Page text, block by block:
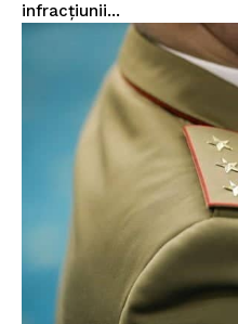
infracțiunii...